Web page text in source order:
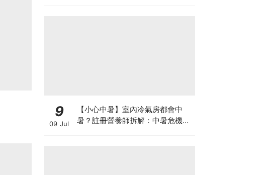
9
09 Jul
【小心中暑】室內冷氣房都會中
暑？註冊營養師拆解：中暑危機及